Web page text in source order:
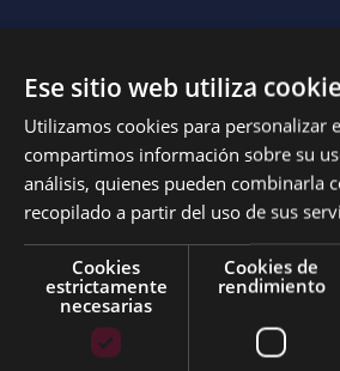
Ese sitio web utiliza
Utilizamos cookies para personalizar
compartimos información sobre su
análisis, quienes pueden combinarla
recopilado a partir del uso de sus
Cookies
estrictamente
necesarias
Cookies de
rendimiento